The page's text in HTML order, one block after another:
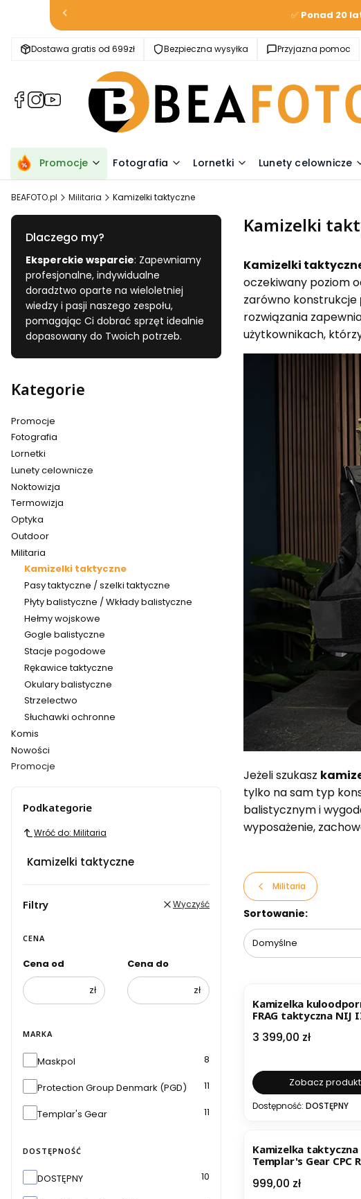
✅ Ponad 20
Dostawa gratis od 699zł Bezpieczna wysyłka Przyjazna pomoc
(Otwiera
karcie)
(Otwiera
karcie)
(Otwiera
karcie)
Promocje Fotografia Lornetki Lunety celownicze
BEAFOTO.pl Militaria Kamizelki taktyczne
Dlaczego my?
Eksperckie wsparcie: Zapewniamy
profesjonalne, indywidualne
doradztwo oparte na wieloletniej
wiedzy i pasji naszego zespołu,
pomagając Ci dobrać sprzęt idealnie
dopasowany do Twoich potrzeb.
Kategorie
Promocje
Fotografia
Lornetki
Lunety celownicze
Noktowizja
Termowizja
Optyka
Outdoor
Militaria
Kamizelki taktyczne
Pasy taktyczne / szelki taktyczne
Płyty balistyczne / Wkłady balistyczne
Hełmy wojskowe
Gogle balistyczne
Stacje pogodowe
Rękawice taktyczne
Okulary balistyczne
Strzelectwo
Słuchawki ochronne
Komis
Nowości
Promocje
Podkategorie
Wróć do: Militaria
Kamizelki taktyczne
Filtry Wyczyść
CENA
Cena od
zł
Cena do
zł
MARKA
Marka
Maskpol 8
Protection Group Denmark (PGD) 11
Templar's Gear 11
DOSTĘPNOŚĆ
Dostępność
DOSTĘPNY 10
Kamizelki
Kamizelki
oczekiwany poziom
zarówno konstrukcje
rozwiązania
użytkownikach,
Jeżeli szukasz
tylko na sam typ
balistycznym i
wyposażenie,
Militaria
Lista produktów
Sortowanie:
Domyślne
Kamizelka
FRAG taktyczna NIJ
Cena
3 399,00 zł
Zobacz produkt
Dostępność: DOSTĘPNY
Kamizelka taktyczna
Templar's Gear CPC
Cena
999,00 zł